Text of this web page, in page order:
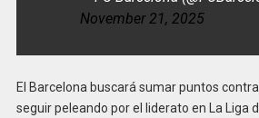
November 21, 2025
El Barcelona buscará sumar puntos
seguir peleando por el liderato en La Liga